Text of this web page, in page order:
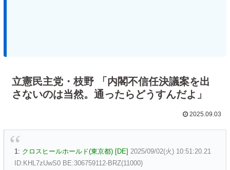
立憲民主党・枝野 「内閣不信任決議案を出
さないのは当然。通ったらどうすんだよ」
2025.09.03
1: クロスヒールホールド(東京都) [DE] 2025/09/02(火) 10:51:20.21
ID:KHL7zUwS0 BE:306759112-BRZ(11000)